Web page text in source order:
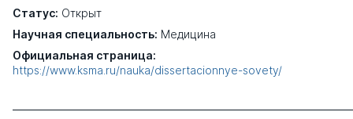
Статус: Открыт
Научная специальность: Медицина
Официальная страница:
https://www.ksma.ru/nauka/dissertacionnye-sovety/